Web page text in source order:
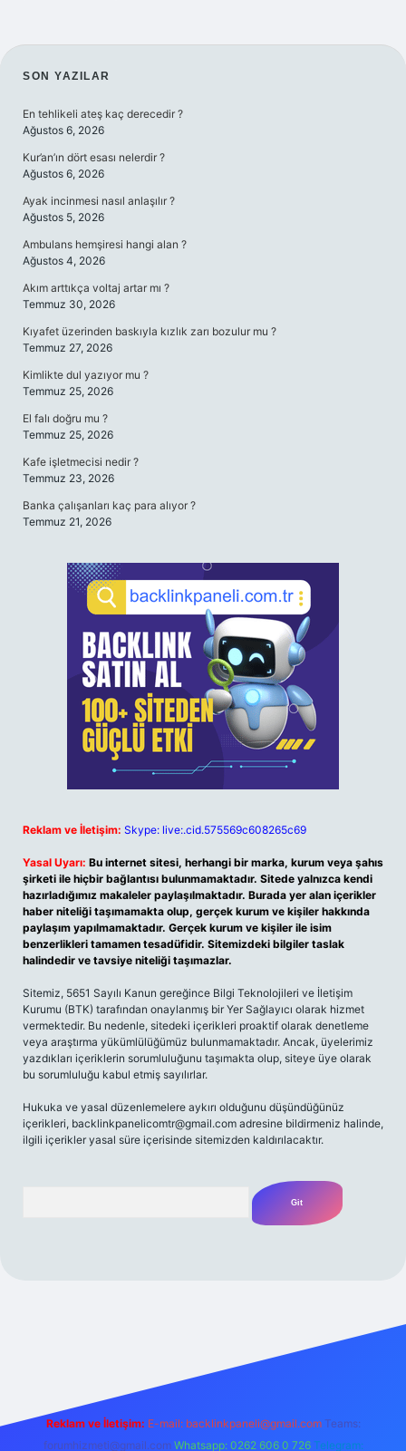
SIDEBAR
SON YAZILAR
En tehlikeli ateş kaç derecedir ?
Ağustos 6, 2026
Kur’an’ın dört esası nelerdir ?
Ağustos 6, 2026
Ayak incinmesi nasıl anlaşılır ?
Ağustos 5, 2026
Ambulans hemşiresi hangi alan ?
Ağustos 4, 2026
Akım arttıkça voltaj artar mı ?
Temmuz 30, 2026
Kıyafet üzerinden baskıyla kızlık zarı bozulur mu ?
Temmuz 27, 2026
Kimlikte dul yazıyor mu ?
Temmuz 25, 2026
El falı doğru mu ?
Temmuz 25, 2026
Kafe işletmecisi nedir ?
Temmuz 23, 2026
Banka çalışanları kaç para alıyor ?
Temmuz 21, 2026
Reklam ve İletişim: Skype: live:.cid.575569c608265c69
Yasal Uyarı: Bu internet sitesi, herhangi bir marka, kurum veya şahıs
şirketi ile hiçbir bağlantısı bulunmamaktadır. Sitede yalnızca kendi
hazırladığımız makaleler paylaşılmaktadır. Burada yer alan içerikler
haber niteliği taşımamakta olup, gerçek kurum ve kişiler hakkında
paylaşım yapılmamaktadır. Gerçek kurum ve kişiler ile isim
benzerlikleri tamamen tesadüfidir. Sitemizdeki bilgiler taslak
halindedir ve tavsiye niteliği taşımazlar.
Sitemiz, 5651 Sayılı Kanun gereğince Bilgi Teknolojileri ve İletişim
Kurumu (BTK) tarafından onaylanmış bir Yer Sağlayıcı olarak hizmet
vermektedir. Bu nedenle, sitedeki içerikleri proaktif olarak denetleme
veya araştırma yükümlülüğümüz bulunmamaktadır. Ancak, üyelerimiz
yazdıkları içeriklerin sorumluluğunu taşımakta olup, siteye üye olarak
bu sorumluluğu kabul etmiş sayılırlar.
Hukuka ve yasal düzenlemelere aykırı olduğunu düşündüğünüz
içerikleri, backlinkpanelicomtr@gmail.com adresine bildirmeniz halinde,
ilgili içerikler yasal süre içerisinde sitemizden kaldırılacaktır.
Reklam ve İletişim: E-mail: backlinkpaneli@gmail.com Teams:
forumhizmeti@gmail.com Whatsapp: 0262 606 0 726 Telegram: